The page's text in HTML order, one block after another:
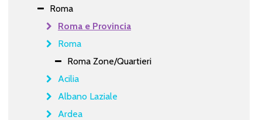
Roma
Roma e Provincia
Roma
Roma Zone/Quartieri
Acilia
Albano Laziale
Ardea